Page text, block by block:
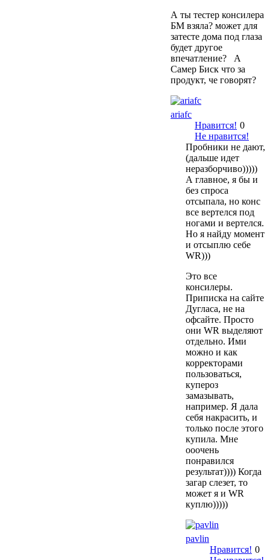
А ты тестер консилера
БМ взяла? может для
затесте дома под глаза
будет другое
впечатление? А
Самер Биск что за
продукт, че говорят?
ariafc
Нравится!
Не нравится!
0
Пробники не дают,
(дальше идет
неразборчиво)))))
А главное, я бы и
без спроса
отсыпала, но конс
все вертелся под
ногами и вертелся.
Но я найду момент
и отсыплю себе
WR)))
Это все
консилеры.
Приписка на сайте
Дугласа, не на
офсайте. Просто
они WR выделяют
отдельно. Ими
можно и как
корректорами
пользоваться,
купероз
замазывать,
например. Я дала
себя накрасить, и
только после этого
купила. Мне
ооочень
понравился
результат)))) Когда
загар слезет, то
может я и WR
куплю)))))
pavlin
Нравится! 0